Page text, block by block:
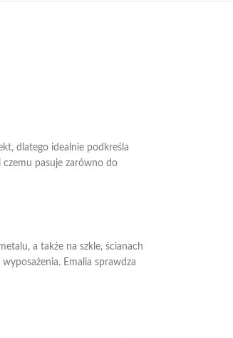
dlatego idealnie podkreśla
czemu pasuje zarówno do
a także na szkle, ścianach
Emalia sprawdza